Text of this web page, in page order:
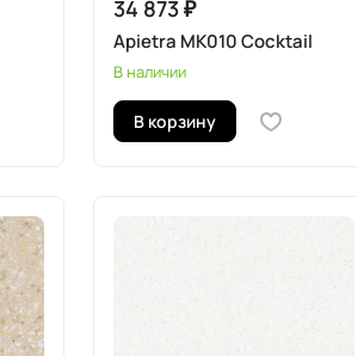
34 873 ₽
Apietra MK010 Cocktail
В наличии
В корзину